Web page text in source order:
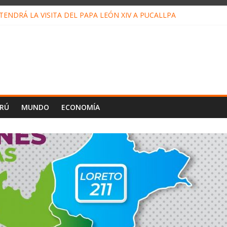
LA VISITA DEL PAPA LEÓN XIV A PUCALLPA
MUNDO ECONOMÍA